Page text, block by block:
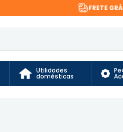
PARA PRODUTOS EXCLUSIVOS
Utilidades
domésticas